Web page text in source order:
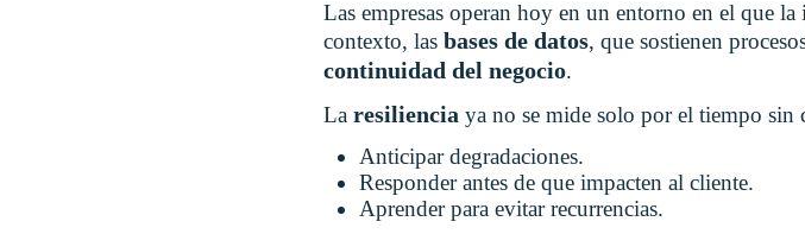
Las empresas operan hoy en un entorno en el que
contexto, las bases de datos, que sostienen
continuidad del negocio.
La resiliencia ya no se mide solo por el tiempo sin
Anticipar degradaciones.
Responder antes de que impacten al cliente.
Aprender para evitar recurrencias.